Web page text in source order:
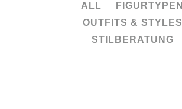
ALL
FIGURTYPEN
OUTFITS & STYLES
STILBERATUNG